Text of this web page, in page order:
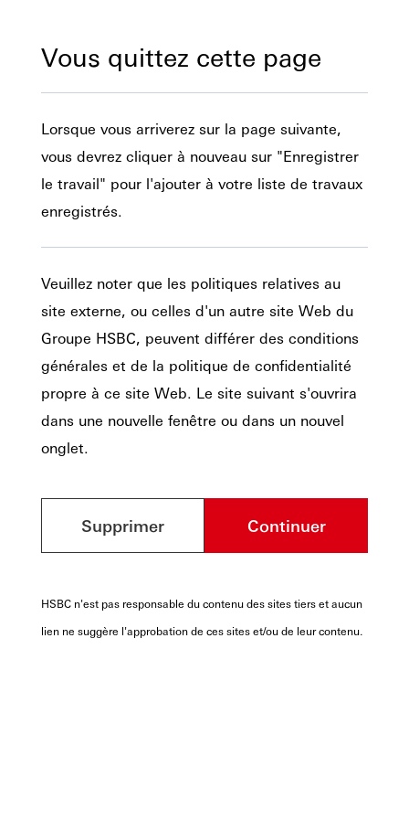
Vous quittez cette page
Lorsque vous arriverez sur la page suivante,
vous devrez cliquer à nouveau sur "Enregistrer
le travail" pour l'ajouter à votre liste de travaux
enregistrés.
Veuillez noter que les politiques relatives au
site externe, ou celles d'un autre site Web du
Groupe HSBC, peuvent différer des conditions
générales et de la politique de confidentialité
propre à ce site Web. Le site suivant s'ouvrira
dans une nouvelle fenêtre ou dans un nouvel
onglet.
Supprimer Continuer
HSBC n'est pas responsable du contenu des sites tiers et aucun
lien ne suggère l'approbation de ces sites et/ou de leur contenu.